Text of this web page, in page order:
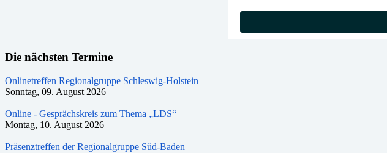
Die nächsten Termine
Onlinetreffen Regionalgruppe Schleswig-Holstein
Sonntag, 09. August 2026
Online - Gesprächskreis zum Thema „LDS“
Montag, 10. August 2026
Präsenztreffen der Regionalgruppe Süd-Baden